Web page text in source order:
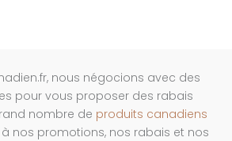
nous négocions avec des
pour vous proposer des rabais
nombre de produits canadiens
à nos promotions, nos rabais et nos